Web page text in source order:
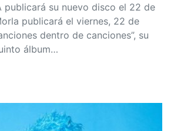
publicará su nuevo disco el 22 de
publicará el viernes, 22 de
dentro de canciones”, su
álbum…